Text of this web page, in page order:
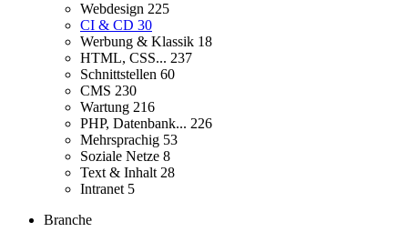
Webdesign 225
CI & CD 30
Werbung & Klassik 18
HTML, CSS... 237
Schnittstellen 60
CMS 230
Wartung 216
PHP, Datenbank... 226
Mehrsprachig 53
Soziale Netze 8
Text & Inhalt 28
Intranet 5
Branche